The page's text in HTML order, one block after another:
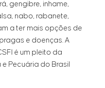
gengibre, inhame,
nabo, rabanete,
a ter mais opções de
e doenças. A
é um pleito da
Pecuária do Brasil